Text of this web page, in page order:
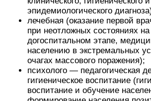
эпидемиологического
лечебная (оказание первой
при неотложных состояниях на
догоспитальном этапе,
населению в экстремальных
очагах массового поражения);
психолого — педагогическая
гигиеническое воспитание
воспитание и обучение